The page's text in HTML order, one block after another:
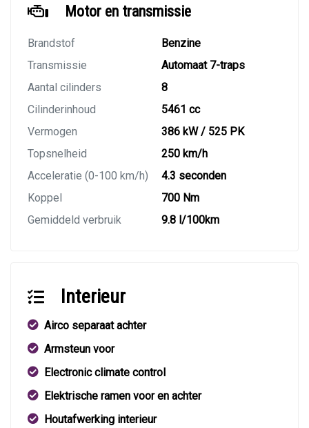
Motor en transmissie
Brandstof
Benzine
Transmissie
Automaat 7-traps
Aantal cilinders
8
Cilinderinhoud
5461 cc
Vermogen
386 kW / 525 PK
Topsnelheid
250 km/h
Acceleratie (0-100 km/h)
4.3 seconden
Koppel
700 Nm
Gemiddeld verbruik
9.8 l/100km
Interieur
Airco separaat achter
Armsteun voor
Electronic climate control
Elektrische ramen voor en achter
Houtafwerking interieur